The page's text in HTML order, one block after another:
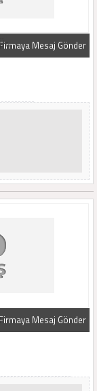
Firmaya Mesaj Gönder
Firmaya Mesaj Gönder